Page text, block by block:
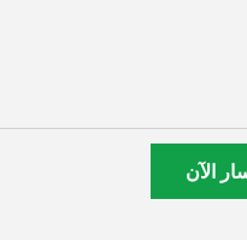
الآن